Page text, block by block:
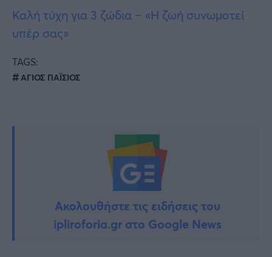
Καλή τύχη για 3 ζώδια – «Η ζωή συνωμοτεί
υπέρ σας»
TAGS:
ΑΓΙΟΣ ΠΑΪΣΙΟΣ
Ακολουθήστε τις ειδήσεις του
ipliroforia.gr στο Google News